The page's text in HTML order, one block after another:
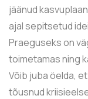
jäänud
ajal sepitsetud
Praeguseks on
toimetamas ning
Võib juba öelda,
tõusnud